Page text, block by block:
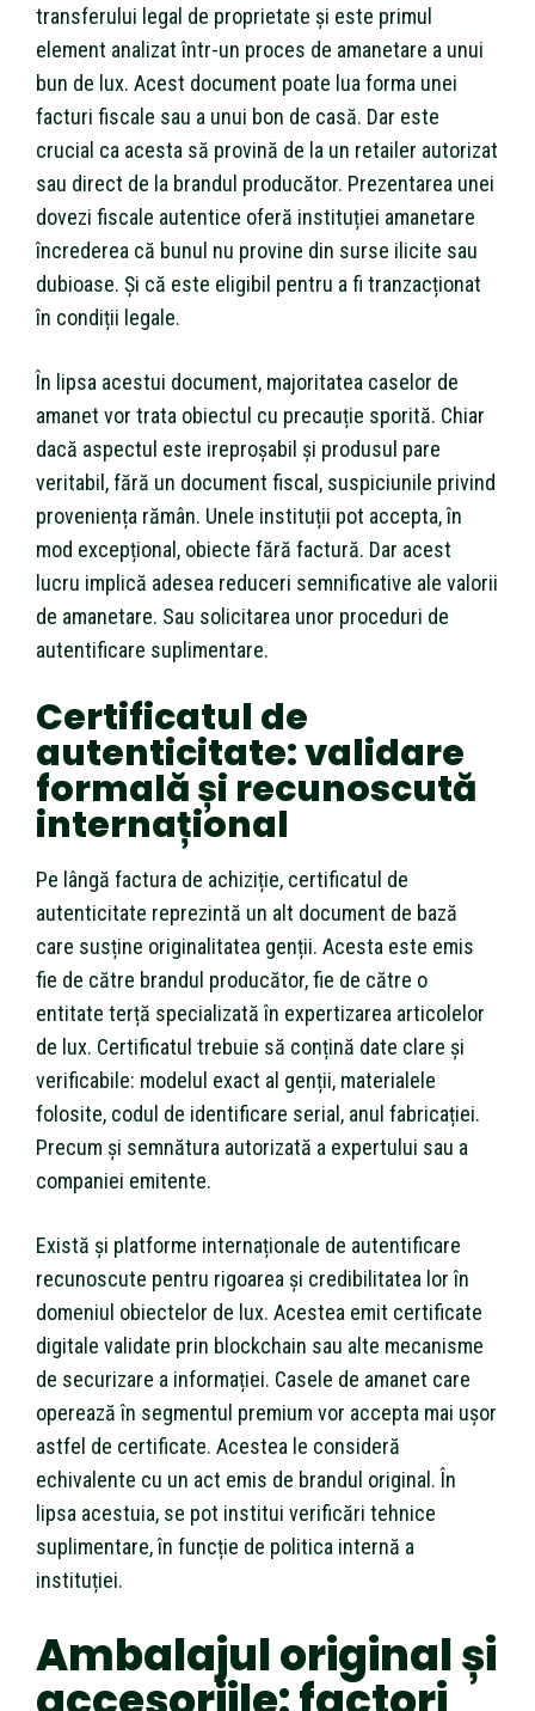
transferului legal de proprietate și este primul
element analizat într-un proces de amanetare a unui
bun de lux. Acest document poate lua forma unei
facturi fiscale sau a unui bon de casă. Dar este
crucial ca acesta să provină de la un retailer autorizat
sau direct de la brandul producător. Prezentarea unei
dovezi fiscale autentice oferă instituției amanetare
încrederea că bunul nu provine din surse ilicite sau
dubioase. Și că este eligibil pentru a fi tranzacționat
în condiții legale.
În lipsa acestui document, majoritatea caselor de
amanet vor trata obiectul cu precauție sporită. Chiar
dacă aspectul este ireproșabil și produsul pare
veritabil, fără un document fiscal, suspiciunile privind
proveniența rămân. Unele instituții pot accepta, în
mod excepțional, obiecte fără factură. Dar acest
lucru implică adesea reduceri semnificative ale valorii
de amanetare. Sau solicitarea unor proceduri de
autentificare suplimentare.
Certificatul de
autenticitate: validare
formală și recunoscută
internațional
Pe lângă factura de achiziție, certificatul de
autenticitate reprezintă un alt document de bază
care susține originalitatea genții. Acesta este emis
fie de către brandul producător, fie de către o
entitate terță specializată în expertizarea articolelor
de lux. Certificatul trebuie să conțină date clare și
verificabile: modelul exact al genții, materialele
folosite, codul de identificare serial, anul fabricației.
Precum și semnătura autorizată a expertului sau a
companiei emitente.
Există și platforme internaționale de autentificare
recunoscute pentru rigoarea și credibilitatea lor în
domeniul obiectelor de lux. Acestea emit certificate
digitale validate prin blockchain sau alte mecanisme
de securizare a informației. Casele de amanet care
operează în segmentul premium vor accepta mai ușor
astfel de certificate. Acestea le consideră
echivalente cu un act emis de brandul original. În
lipsa acestuia, se pot institui verificări tehnice
suplimentare, în funcție de politica internă a
instituției.
Ambalajul original și